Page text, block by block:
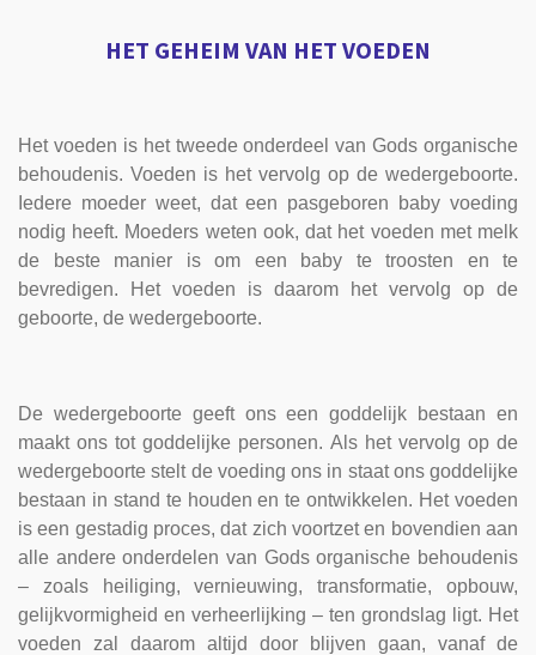
HET GEHEIM VAN HET VOEDEN
Het voeden is het tweede onderdeel van Gods organische
behoudenis. Voeden is het vervolg op de wedergeboorte.
Iedere moeder weet, dat een pasgeboren baby voeding
nodig heeft. Moeders weten ook, dat het voeden met melk
de beste manier is om een baby te troosten en te
bevredigen. Het voeden is daarom het vervolg op de
geboorte, de wedergeboorte.
De wedergeboorte geeft ons een goddelijk bestaan en
maakt ons tot goddelijke personen. Als het vervolg op de
wedergeboorte stelt de voeding ons in staat ons goddelijke
bestaan in stand te houden en te ontwikkelen. Het voeden
is een gestadig proces, dat zich voortzet en bovendien aan
alle andere onderdelen van Gods organische behoudenis
– zoals heiliging, vernieuwing, transformatie, opbouw,
gelijkvormigheid en verheerlijking – ten grondslag ligt. Het
voeden zal daarom altijd door blijven gaan, vanaf de